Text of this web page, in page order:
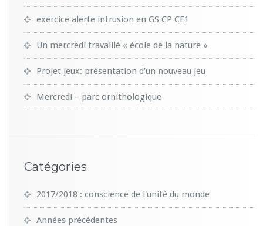
exercice alerte intrusion en GS CP CE1
Un mercredi travaillé « école de la nature »
Projet jeux: présentation d’un nouveau jeu
Mercredi – parc ornithologique
Catégories
2017/2018 : conscience de l'unité du monde
Années précédentes